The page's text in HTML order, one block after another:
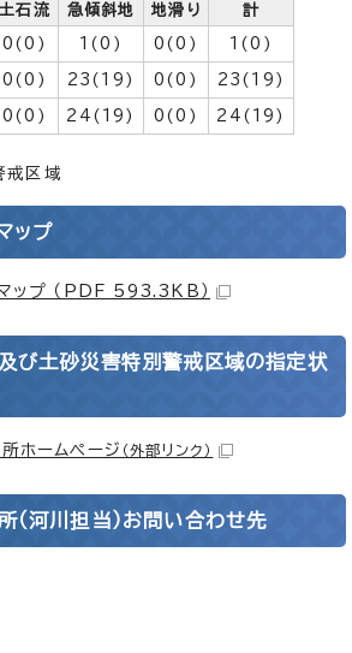
土石流 急傾斜地 地滑り 計
0(0) 1(0) 0(0) 1(0)
0(0) 23(19) 0(0) 23(19)
0(0) 24(19) 0(0) 24(19)
戒区域
ップ
ップ （PDF 593.3KB）
び土砂災害特別警戒区域の指定状
ホームページ （外部リンク）
（河川担当）お問い合わせ先